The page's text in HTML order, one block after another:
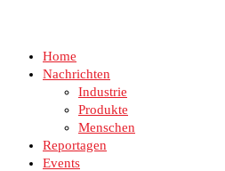
Home
Nachrichten
Industrie
Produkte
Menschen
Reportagen
Events